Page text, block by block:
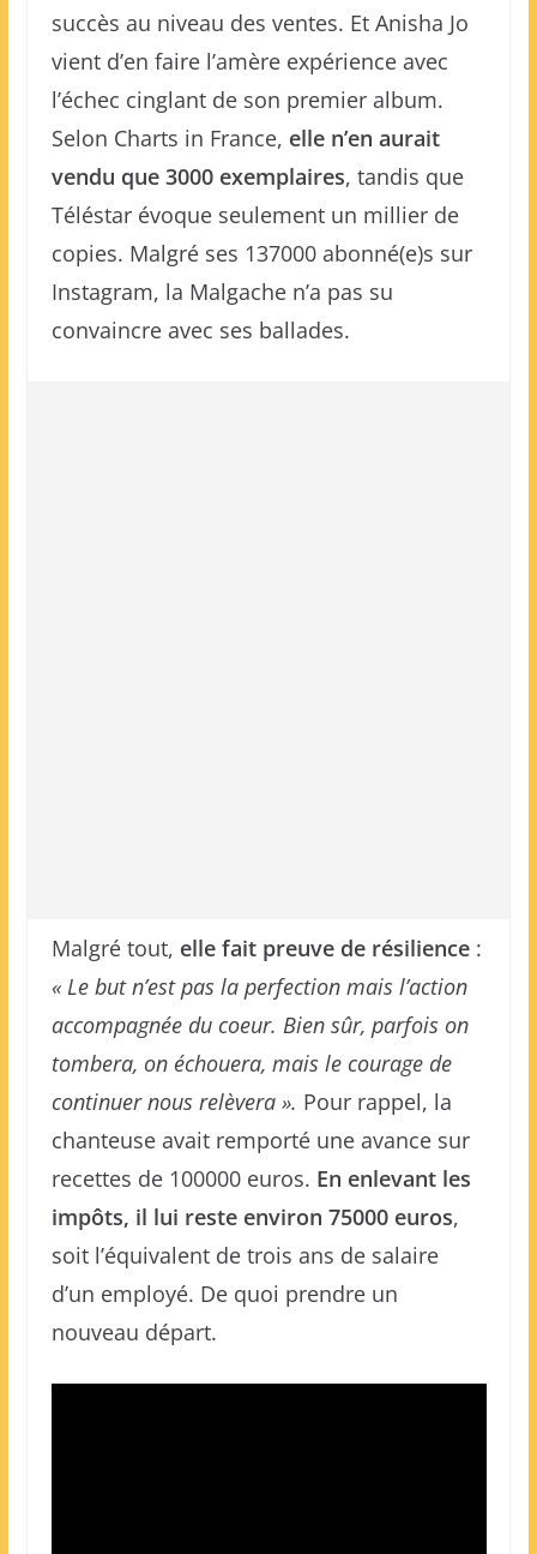
succès au niveau des ventes. Et Anisha Jo
vient d’en faire l’amère expérience avec
l’échec cinglant de son premier album.
Selon Charts in France, elle n’en aurait
vendu que 3000 exemplaires, tandis que
Téléstar évoque seulement un millier de
copies. Malgré ses 137000 abonné(e)s sur
Instagram, la Malgache n’a pas su
convaincre avec ses ballades.
Malgré tout, elle fait preuve de résilience:
« Lebut n’est pas la perfection mais l’action
accompagnée du coeur. Bien sûr, parfois on
tombera, on échouera, mais le courage de
continuer nous relèvera ». Pour rappel, la
chanteuse avait remporté une avance sur
recettes de 100000 euros. En enlevant les
impôts, il lui reste environ 75000 euros,
soit l’équivalent de trois ans de salaire
d’un employé. De quoi prendre un
nouveau départ.